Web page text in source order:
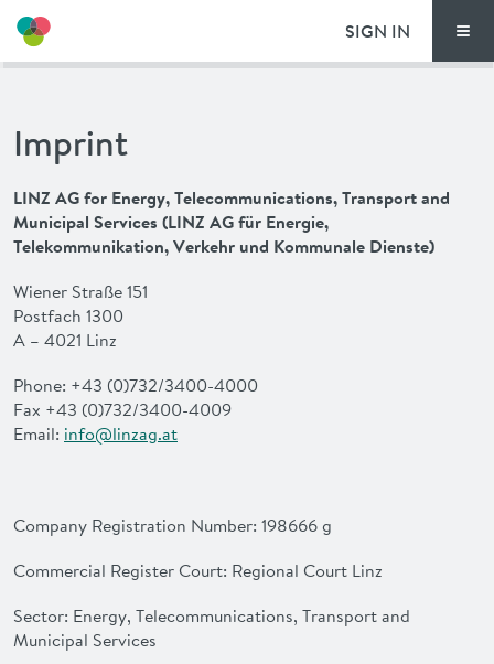
PRICING
FAQ
SIGN IN
Imprint
LINZ AG for Energy, Telecommunications, Transport and
Municipal Services (LINZ AG für Energie,
Telekommunikation, Verkehr und Kommunale Dienste)
Wiener Straße 151
Postfach 1300
A – 4021 Linz
Phone: +43 (0)732/3400-4000
Fax +43 (0)732/3400-4009
Email: info@linzag.at
Company Registration Number: 198666 g
Commercial Register Court: Regional Court Linz
Sector: Energy, Telecommunications, Transport and
Municipal Services